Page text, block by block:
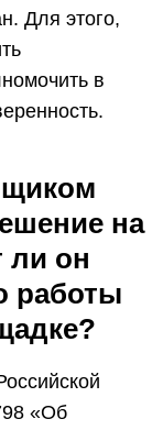
Для этого,
в
на
ли он
работы
«Об